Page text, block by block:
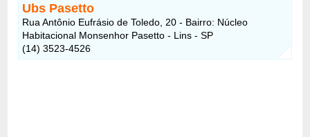
Ubs Pasetto
Rua Antônio Eufrásio de Toledo, 20 - Bairro: Núcleo
Habitacional Monsenhor Pasetto - Lins - SP
(14) 3523-4526